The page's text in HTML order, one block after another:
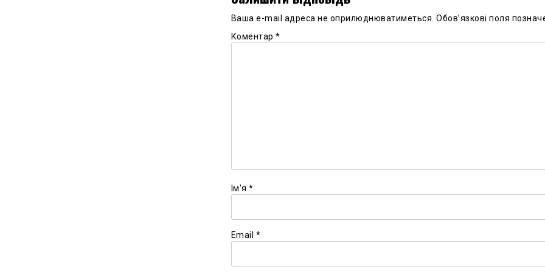
Ваша e-mail адреса не оприлюднюватиметься. Обов’язкові поля
Коментар *
Ім'я *
Email *